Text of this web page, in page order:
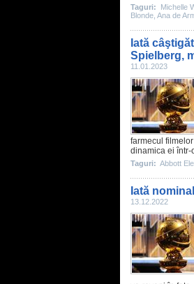
Taguri: Michelle
Blonde Ana de
Iată
Spielberg,
11.01.2023
farmecul
dinamica ei într-
Taguri: Abbott
Iată
13.12.2022